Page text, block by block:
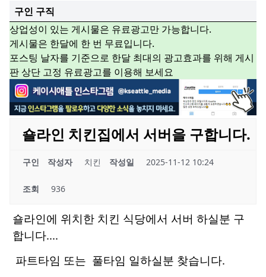
구인 구직
상업성이 있는 게시물은 유료광고만 가능합니다.
게시물은 한달에 한 번 무료입니다.
포스팅 날자를 기준으로 한달 최대의 광고효과를 위해 게시
판 상단 고정 유료광고를 이용해 보세요
숄라인 치킨집에서 서버을 구합니다.
구인 작성자 치킨 작성일 2025-11-12 10:24
조회 936
숄라인에 위치한 치킨 식당에서 서버 하실분 구
합니다....
파트타임 또는 풀타임 일하실분 찾습니다.